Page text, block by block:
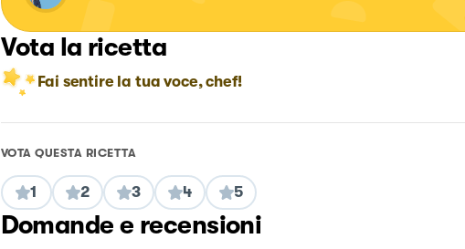
Vota la ricetta
Fai sentire la tua voce, chef!
VOTA QUESTA RICETTA
1 2 3 4 5
Domande e recensioni